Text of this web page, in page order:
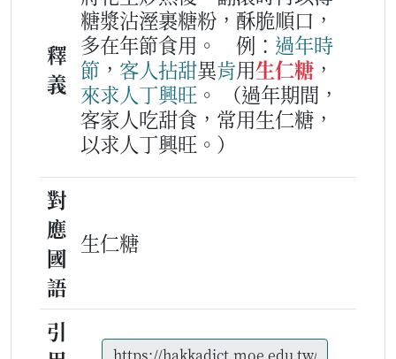
釋
義
糖漿沾溼裹糖粉，酥脆順口，
多在年節食用。
例： 過年時
節 ， 客人拈甜異肯用生仁糖 ，
來求人丁興旺 。
（過年期間，
客家人吃甜食，常用生仁糖，
以求人丁興旺。）
對
應
國
語
生仁糖
引